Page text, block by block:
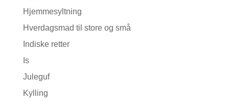
Hjemmesyltning
Hverdagsmad til store og små
Indiske retter
Is
Juleguf
Kylling